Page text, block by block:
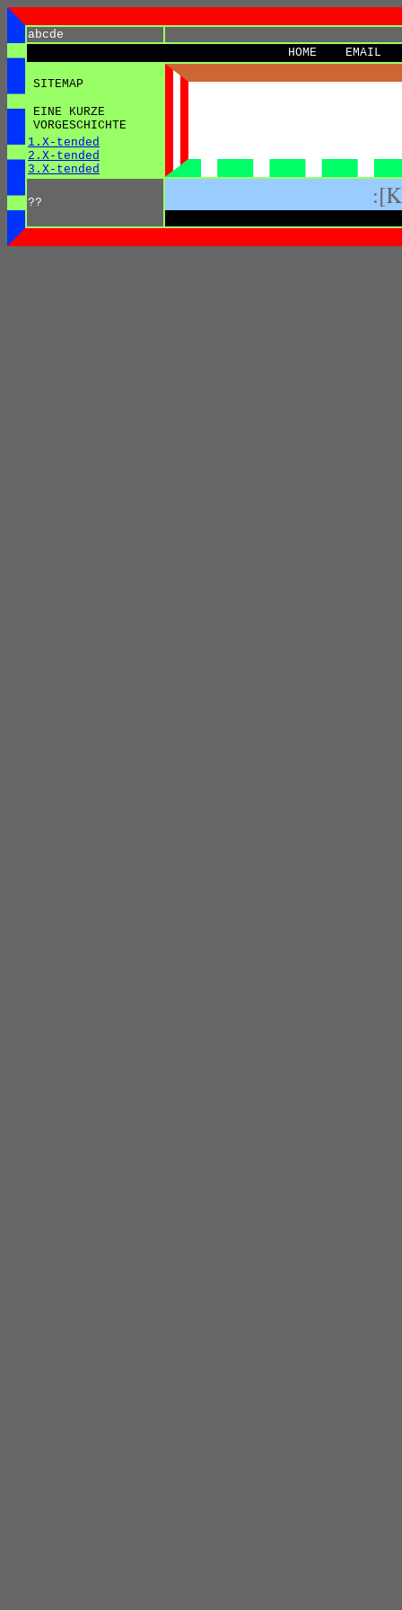
abcde
HOME
EMAIL
SITEMAP
EINE KURZE
VORGESCHICHTE
1.X-tended
2.X-tended
3.X-tended
??